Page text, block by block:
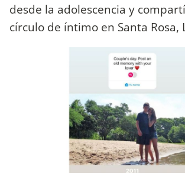
desde la adolescencia y
círculo de íntimo en Santa Rosa,